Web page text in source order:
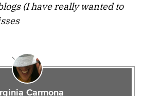
(I have really wanted to
Carmona